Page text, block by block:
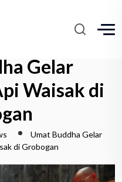
Gelar
Waisak di
Umat Buddha Gelar
di Grobogan